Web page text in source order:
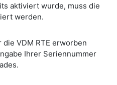
aktiviert wurde, muss die
werden.
VDM RTE erworben
Ihrer Seriennummer